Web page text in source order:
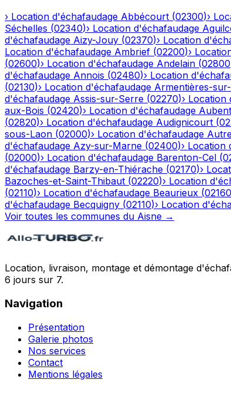
› Location d'échafaudage Abbécourt (02300)›
Séchelles (02340)› Location d'échafaudage
d'échafaudage Aizy-Jouy (02370)› Location
Location d'échafaudage Ambrief (02200)›
(02600)› Location d'échafaudage Andelain (02800
d'échafaudage Annois (02480)› Location
(02130)› Location d'échafaudage Armentières-
d'échafaudage Assis-sur-Serre (02270)› Location
aux-Bois (02420)› Location d'échafaudage
(02820)› Location d'échafaudage Audignicourt (
sous-Laon (02000)› Location d'échafaudage
d'échafaudage Azy-sur-Marne (02400)› Location
(02000)› Location d'échafaudage Barenton-Cel (
d'échafaudage Barzy-en-Thiérache (02170)›
Bazoches-et-Saint-Thibaut (02220)› Location
(02110)› Location d'échafaudage Beaurieux (02160
d'échafaudage Becquigny (02110)› Location
Voir toutes les communes du Aisne →
Location, livraison, montage et démontage
6 jours sur 7.
Navigation
Présentation
Galerie photos
Nos services
Contact
Mentions légales